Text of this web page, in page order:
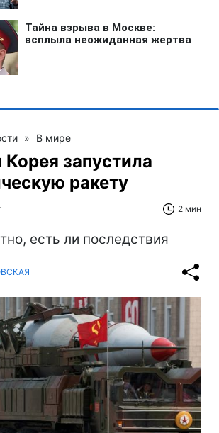
» В мире
Корея запустила
ракету
2 мин
есть ли последствия